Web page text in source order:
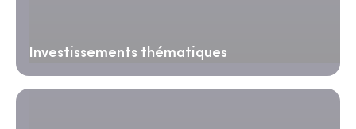
Investissements thématiques